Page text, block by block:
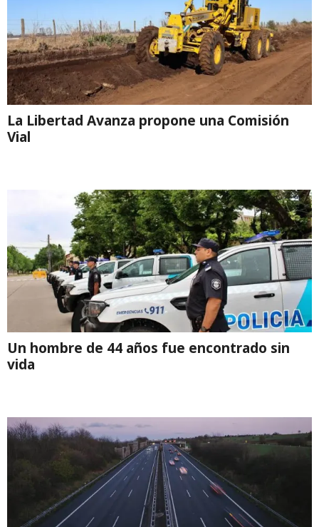
La Libertad Avanza propone una Comisión
Vial
Un hombre de 44 años fue encontrado sin
vida